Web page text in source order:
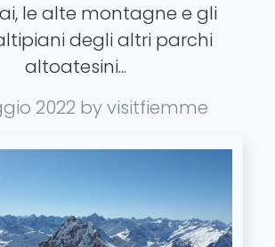
le alte montagne e gli
degli altri parchi
altoatesini...
2022 by visitfiemme